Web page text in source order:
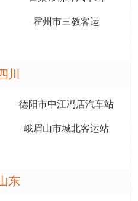
霍州市三教客运
川
德阳市中江冯店汽车站
峨眉山市城北客运站
东